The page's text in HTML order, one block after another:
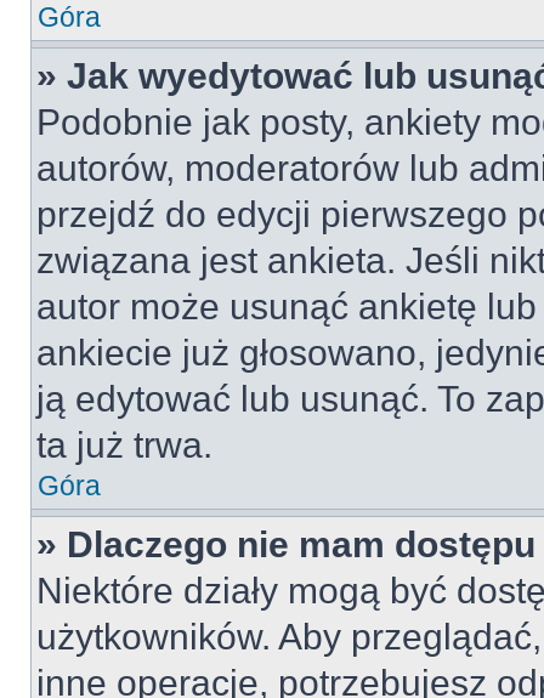
Góra
» Jak wyedytować lub
Podobnie jak posty, ankiety
autorów, moderatorów lub
przejdź do edycji pierwszego
związana jest ankieta. Jeśli
autor może usunąć ankietę
ankiecie już głosowano,
ją edytować lub usunąć. To
ta już trwa.
Góra
» Dlaczego nie mam dostępu
Niektóre działy mogą być
użytkowników. Aby
inne operacje, potrzebujesz